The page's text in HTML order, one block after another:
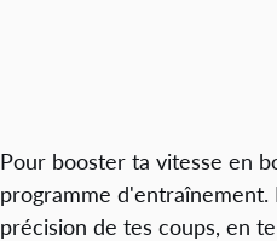
Pour booster ta vitesse en
programme
précision de tes coups, en